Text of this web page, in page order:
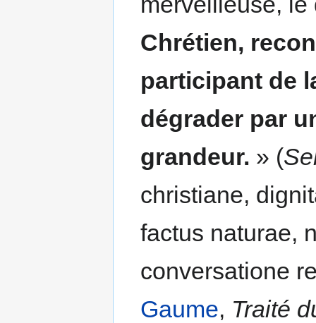
Chrétien,
participant de
dégrader par
grandeur. » (
christiane,
factus naturae,
conversatione
Gaume, Traité